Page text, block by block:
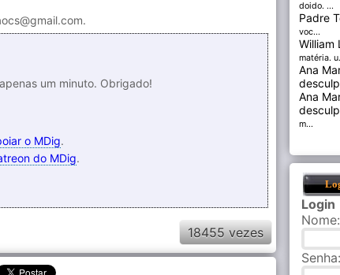
um minuto. Obrigado!
o MDig.
do MDig.
18455 vezes
doido. ...
Padre
voc...
William
matéria.
Ana
Ana
m...
Login
Nome:
Senha: